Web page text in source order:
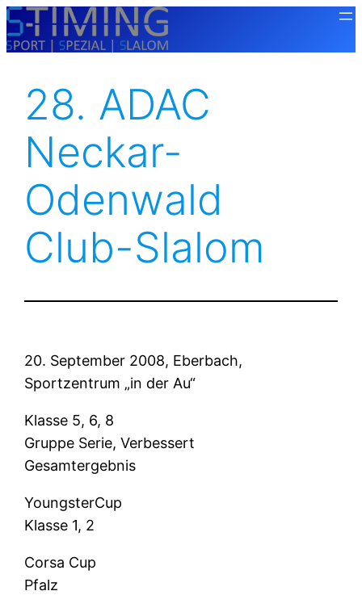
Zum
Inhalt
28. ADAC
Neckar-
Odenwald
Club-Slalom
20. September 2008, Eberbach,
Sportzentrum „in der Au“
Klasse 5, 6, 8
Gruppe Serie, Verbessert
Gesamtergebnis
YoungsterCup
Klasse 1, 2
Corsa Cup
Pfalz